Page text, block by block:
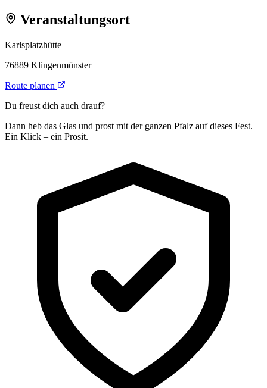
Veranstaltungsort
Karlsplatzhütte
76889 Klingenmünster
Route planen
Du freust dich auch drauf?
Dann heb das Glas und prost mit der ganzen Pfalz auf dieses Fest.
Ein Klick – ein Prosit.